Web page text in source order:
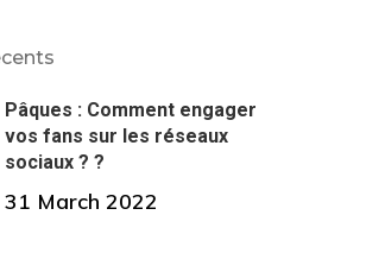
Pâques : Comment engager
vos fans sur les réseaux
sociaux ? ?
31 March 2022